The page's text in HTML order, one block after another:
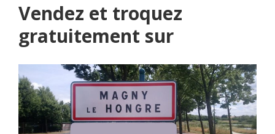
Vendez et troquez
gratuitement sur